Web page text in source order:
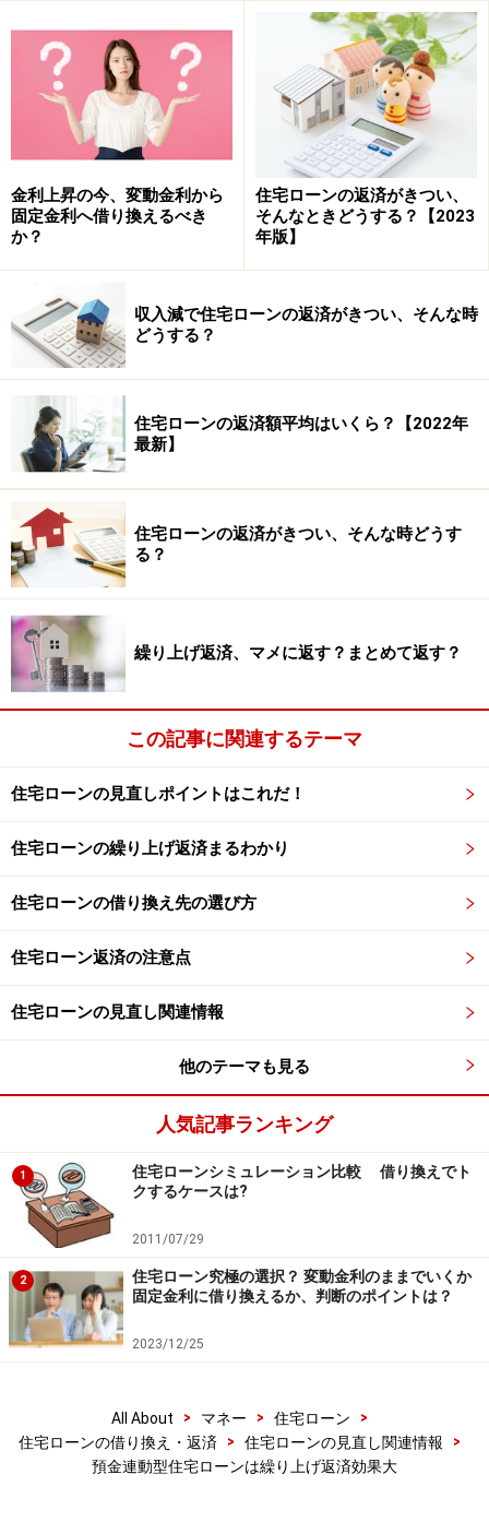
済をするケースでは、所得税額控除額はスターワン普通
預金口座の方が27.5万円多くなります。
(3) 手元資金に安心感：
頑張って繰上げ返済したものの急な出費に対応できず、
別途ローンを組んだりキャッシングしたりする人も少な
くありません。しかしこの住宅ローンでは、スターワン
(外貨）普通預金口座に残高があるので、急な出費にも対
応できます。
デメリット
(1) 適用金利が個別で分かり難い：
適用金利は「基準金利＋担保掛目に応じた上乗せ金利」
です。
＊担保評価額は融資時に決定し見直しはなし。
＊担保評価額：一般的には購入の場合は購入価格、建築
の場合は建築価格。
(2) 他の住宅ローンと併用できない。
その他
他の住宅ローンと比較するポイントとして
(1)借入当初1ヶ月間：無利息
(3)融資手数料：73,500円
(4)繰上げ完済手数料：31,500円
(5)スターワン普通預金残高がローン残高と同額になるま
で普通預金に利息はつかない。
(6)土地建物の購入、建設、リフォーム、住宅ローンの借
換え等に使える。
(7)相殺計算期間：ローン借入日から61歳になる直前の上
乗せ金利見直し日前日まで
などがあります。
現在、普通預金の預金金利は限りなくゼロに近い金利で
す。この住宅ローンでは、
利＝住宅ローン金利」 となります。元本保証の金融商品
で住宅ローン金利を超えるものは現在ありません。この
住宅ローンは、高利回りの金融商品ともいえます。
金利上昇の今、変動金利から
固定金利へ借り換えるべき
か？
住宅ローンの返済がきつい、
そんなときどうする？【2023
年版】
収入減で住宅ローンの返済がきつい、そんな時
どうする？
住宅ローンの返済額平均はいくら？【2022年
最新】
住宅ローンの返済がきつい、そんな時どうす
る？
繰り上げ返済、マメに返す？まとめて返す？
この記事に関連するテーマ
住宅ローンの見直しポイントはこれだ！
住宅ローンの繰り上げ返済まるわかり
住宅ローンの借り換え先の選び方
住宅ローン返済の注意点
住宅ローンの見直し関連情報
他のテーマも見る
人気記事ランキング
1
住宅ローンシミュレーション比較 借り換えでト
クするケースは?
2011/07/29
2
住宅ローン究極の選択？ 変動金利のままでいくか
固定金利に借り換えるか、判断のポイントは？
2023/12/25
All About > マネー > 住宅ローン
>
住宅ローンの借り換え・返済
> 住宅ローンの見直し関連情報
>
預金連動型住宅ローンは繰り上げ返済効果大